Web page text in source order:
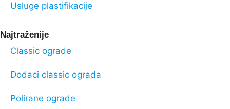
Usluge plastifikacije
Najtraženije
Classic ograde
Dodaci classic ograda
Polirane ograde